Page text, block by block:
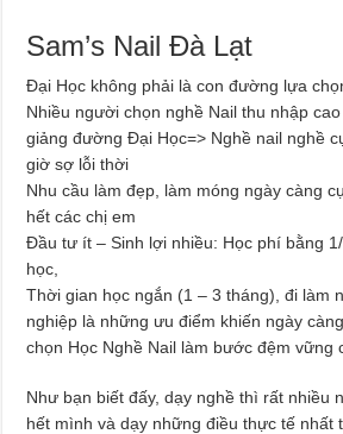
Sam’s Nail Đà Lạt
Đại Học không phải là con đường lựa
Nhiều người chọn nghề Nail thu nhập
giảng đường Đại Học=> Nghề nail nghề
giờ sợ lỗi thời
Nhu cầu làm đẹp, làm móng ngày càng
hết các chị em
Đầu tư ít – Sinh lợi nhiều: Học phí bằng
học,
Thời gian học ngắn (1 – 3 tháng), đi làm
nghiệp là những ưu điểm khiến ngày
chọn Học Nghề Nail làm bước đệm vững
Như bạn biết đấy, dạy nghề thì rất nhiều
hết mình và dạy những điều thực tế nhất